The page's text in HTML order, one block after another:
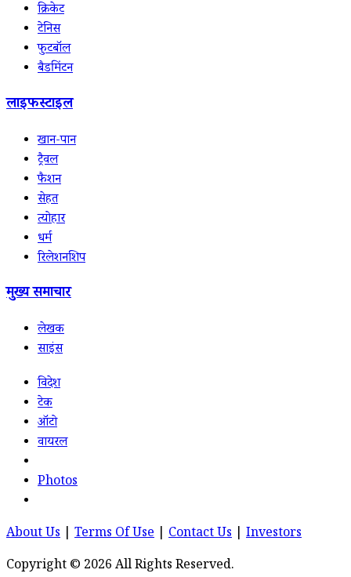
क्रिकेट
टेनिस
फुटबॉल
बैडमिंटन
लाइफस्टाइल
खान-पान
ट्रैवल
फैशन
सेहत
त्योहार
धर्म
रिलेशनशिप
मुख्य समाचार
लेखक
साइंस
विदेश
टेक
ऑटो
वायरल
Photos
About Us Terms Of Use Contact Us
Investors
Copyright © 2026 All Rights Reserved.